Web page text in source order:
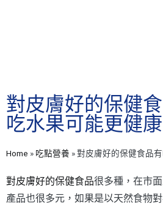
對皮膚好的保健
吃水果可能更健康
Home » 吃點營養 »對皮膚好的保健食品
對皮膚好的保健食品很多種，在市
產品也很多元，如果是以天然食物